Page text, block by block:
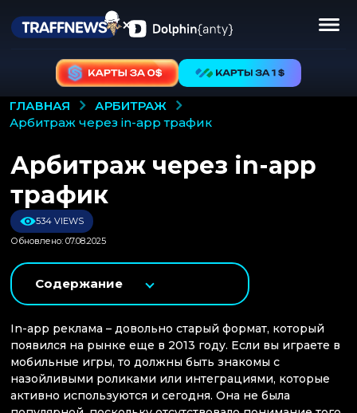
ГЛАВНАЯ
АРБИТРАЖ
арбитраж через in-app трафик
Арбитраж через in-app
трафик
534 VIEWS
Обновлено: 07.08.2025
Содержание
In-app реклама – довольно старый формат, который
появился на рынке еще в 2013 году. Если вы играете в
мобильные игры, то должны быть знакомы с
назойливыми роликами или интеграциями, которые
активно используются и сегодня. Она не была